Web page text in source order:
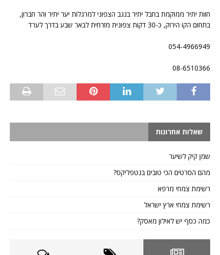
חוות יתיר ממוקמת בחבל יתיר בנגב הצפוני למרגלות יער יתיר והר חברון,
בתחום הקו הירוק, כ-30 דקות צפונית מזרחית לבאר שבע בדרך לערד
054-4966949
08-6510366
שאלות אחרונות
שמן קיק לשיער
מהם הסרטים הכי טובים בנטפליקס?
רשימת צמחי מרפא
רשימת צמחי ארץ ישראל
כמה כסף יש לאילון מאסק?